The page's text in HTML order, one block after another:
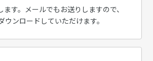
ます。メールでもお送りしますので、
ウンロードしていただけます。